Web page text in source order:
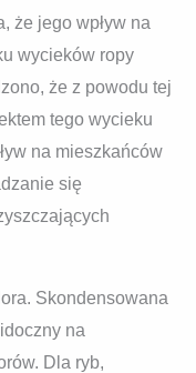
że ​​jego wpływ na
wycieków ropy
że z powodu tej
tego wycieku
na mieszkańców
się
Skondensowana
na
Dla ryb,